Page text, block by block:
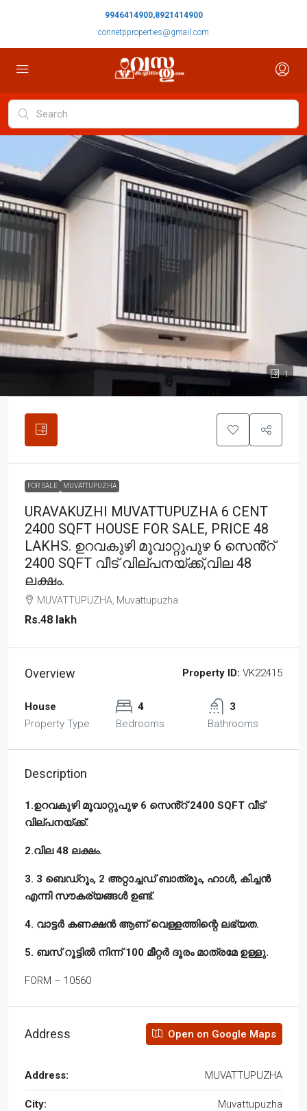
9946414900,8921414900
connetpproperties@gmail.com
1
FOR SALE MUVATTUPUZHA
URAVAKUZHI MUVATTUPUZHA 6 CENT
2400 SQFT HOUSE FOR SALE, PRICE 48
LAKHS. ഉറവകുഴി മൂവാറ്റുപുഴ 6 സെൻ്റ്
2400 SQFT വീട് വില്പനയ്ക്ക്,വില 48
ലക്ഷം.
MUVATTUPUZHA, Muvattupuzha
Rs.48 lakh
Overview Property ID: VK22415
House
Property Type
4
Bedrooms
3
Bathrooms
Description
1.ഉറവകുഴി മൂവാറ്റുപുഴ 6 സെൻ്റ് 2400 SQFT വീട്
വില്പനയ്ക്ക്.
2.വില 48 ലക്ഷം.
3. 3 ബെഡ്‌റൂം, 2 അറ്റാച്ചഡ് ബാത്രൂം, ഹാൾ, കിച്ചൻ
എന്നി സൗകര്യങ്ങൾ ഉണ്ട്.
4. വാട്ടർ കണക്ഷൻ ആണ് വെള്ളത്തിന്റെ ലഭ്യത.
5. ബസ് റൂട്ടിൽ നിന്ന് 100 മീറ്റർ ദൂരം മാത്രമേ ഉള്ളു.
FORM – 10560
Address Open on Google Maps
Address: MUVATTUPUZHA
City: Muvattupuzha